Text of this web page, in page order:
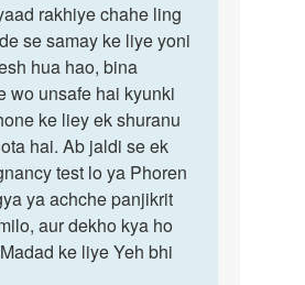
rakhiye chahe ling
se samay ke liye yoni
hua hao, bina
wo unsafe hai kyunki
ke liey ek shuranu
hai. Ab jaldi se ek
test lo ya Phoren
ya achche panjikrit
aur dekho kya ho
ke liye Yeh bhi